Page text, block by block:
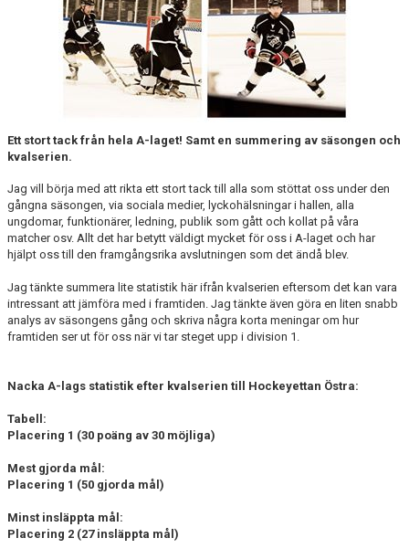
ÖVERGÅNGAR OCH PROVSPEL
FÖRSÄKRING
NYHETER - ARKIV
SVENSK HOCKEY TV
MEDLEMSHOCKEY
SCHEMA NACKA SKILLS 2026
SCHEMA HOCKEY IQ-CAMP
Ett stort tack från hela A-laget! Samt en summering av säsongen och
kvalserien.
Jag vill börja med att rikta ett stort tack till alla som stöttat oss under den
gångna säsongen, via sociala medier, lyckohälsningar i hallen, alla
ungdomar, funktionärer, ledning, publik som gått och kollat på våra
matcher osv. Allt det har betytt väldigt mycket för oss i A-laget och har
hjälpt oss till den framgångsrika avslutningen som det ändå blev.
Jag tänkte summera lite statistik här ifrån kvalserien eftersom det kan vara
intressant att jämföra med i framtiden. Jag tänkte även göra en liten snabb
analys av säsongens gång och skriva några korta meningar om hur
framtiden ser ut för oss när vi tar steget upp i division 1.
Nacka A-lags statistik efter kvalserien till Hockeyettan Östra:
Tabell:
Placering 1 (30 poäng av 30 möjliga)
Mest gjorda mål:
Placering 1 (50 gjorda mål)
Minst insläppta mål:
Placering 2 (27 insläppta mål)